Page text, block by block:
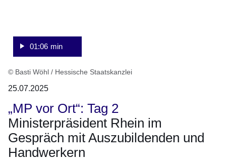
01:06 min
© Basti Wöhl / Hessische Staatskanzlei
25.07.2025
„MP vor Ort“: Tag 2
Ministerpräsident Rhein im
Gespräch mit Auszubildenden und
Handwerkern